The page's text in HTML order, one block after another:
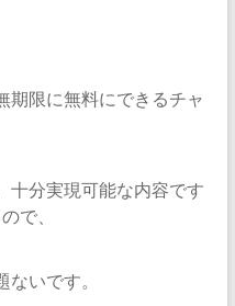
期限に無料にできるチャ
十分実現可能な内容です
で、
いです。